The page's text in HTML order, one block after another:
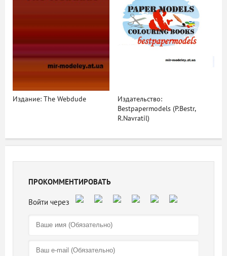
Издание: The Webdude
Издательство:
Bestpapermodels (P.Bestr,
R.Navratil)
ПРОКОММЕНТИРОВАТЬ